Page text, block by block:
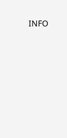
INFO